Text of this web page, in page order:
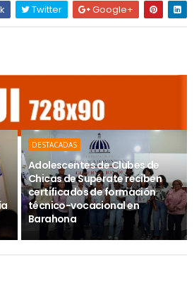
Twitter Google+
DESTACADAS
Adolescentes de Clubes de
Chicas de Supérate reciben
certificados de formación
técnico-vocacional en
Barahona